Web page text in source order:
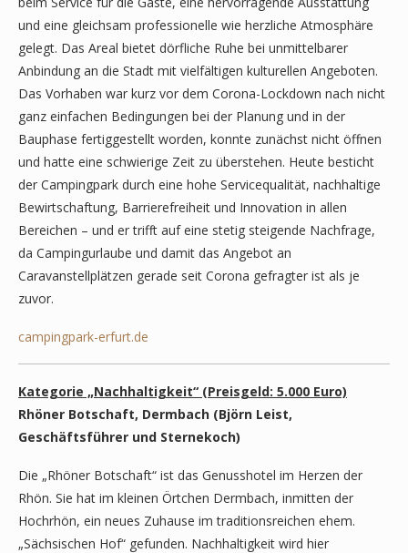
und eine gleichsam professionelle wie herzliche Atmosphäre
gelegt. Das Areal bietet dörfliche Ruhe bei unmittelbarer
Anbindung an die Stadt mit vielfältigen kulturellen Angeboten.
Das Vorhaben war kurz vor dem Corona-Lockdown nach nicht
ganz einfachen Bedingungen bei der Planung und in der
Bauphase fertiggestellt worden, konnte zunächst nicht öffnen
und hatte eine schwierige Zeit zu überstehen. Heute besticht
der Campingpark durch eine hohe Servicequalität, nachhaltige
Bewirtschaftung, Barrierefreiheit und Innovation in allen
Bereichen – und er trifft auf eine stetig steigende Nachfrage,
da Campingurlaube und damit das Angebot an
Caravanstellplätzen gerade seit Corona gefragter ist als je
zuvor.
campingpark-erfurt.de
Kategorie „Nachhaltigkeit“ (Preisgeld: 5.000 Euro)
Rhöner Botschaft, Dermbach (Björn Leist,
Geschäftsführer und Sternekoch)
Die „Rhöner Botschaft“ ist das Genusshotel im Herzen der
Rhön. Sie hat im kleinen Örtchen Dermbach, inmitten der
Hochrhön, ein neues Zuhause im traditionsreichen ehem.
„Sächsischen Hof“ gefunden. Nachhaltigkeit wird hier